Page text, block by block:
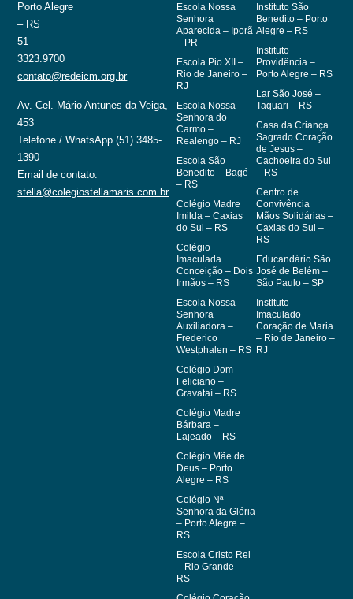
Porto Alegre
– RS
51
3323.9700
contato@redeicm.org.br
Av. Cel. Mário Antunes da Veiga,
453
Telefone / WhatsApp (51) 3485-
1390
Email de contato:
stella@colegiostellamaris.com.br
Escola Nossa
Senhora
Aparecida – Iporã
– PR
Escola Pio XII –
Rio de Janeiro –
RJ
Escola Nossa
Senhora do
Carmo –
Realengo – RJ
Escola São
Benedito – Bagé
– RS
Colégio Madre
Imilda – Caxias
do Sul – RS
Colégio
Imaculada
Conceição – Dois
Irmãos – RS
Escola Nossa
Senhora
Auxiliadora –
Frederico
Westphalen – RS
Colégio Dom
Feliciano –
Gravataí – RS
Colégio Madre
Bárbara –
Lajeado – RS
Colégio Mãe de
Deus – Porto
Alegre – RS
Colégio Nª
Senhora da Glória
– Porto Alegre –
RS
Escola Cristo Rei
– Rio Grande –
RS
Instituto São
Benedito – Porto
Alegre – RS
Instituto
Providência –
Porto Alegre – RS
Lar São José –
Taquari – RS
Casa da Criança
Sagrado Coração
de Jesus –
Cachoeira do Sul
– RS
Centro de
Convivência
Mãos Solidárias –
Caxias do Sul –
RS
Educandário São
José de Belém –
São Paulo – SP
Instituto
Imaculado
Coração de Maria
– Rio de Janeiro –
RJ